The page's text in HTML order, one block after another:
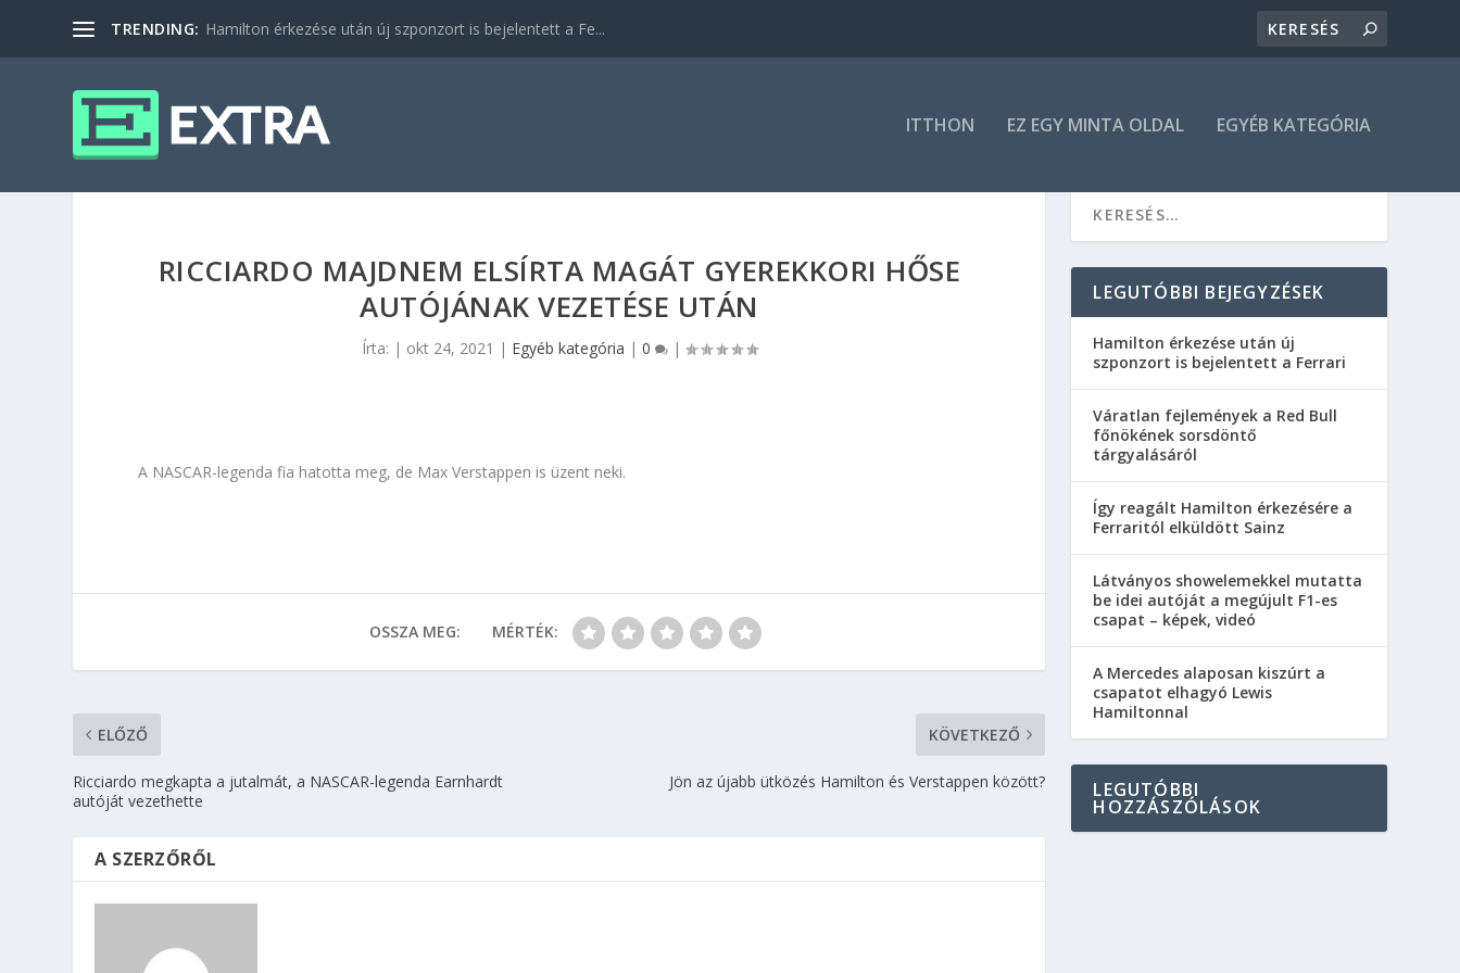
TRENDING: Hamilton érkezése után új szponzort is bejelentett a Fe...
ITTHON EZ EGY MINTA OLDAL EGYÉB KATEGÓRIA
RICCIARDO MAJDNEM ELSÍRTA MAGÁT GYEREKKORI HŐSE
AUTÓJÁNAK VEZETÉSE UTÁN
Írta: | okt 24, 2021 | Egyéb kategória | 0 |
A NASCAR-legenda fia hatotta meg, de Max Verstappen is üzent neki.
OSSZA MEG: MÉRTÉK:
ELŐZŐ
Ricciardo megkapta a jutalmát, a NASCAR-legenda Earnhardt
autóját vezethette
KÖVETKEZŐ
Jön az újabb ütközés Hamilton és Verstappen között?
A SZERZŐRŐL
LEGUTÓBBI BEJEGYZÉSEK
Hamilton érkezése után új
szponzort is bejelentett a Ferrari
Váratlan fejlemények a Red Bull
főnökének sorsdöntő
tárgyalásáról
Így reagált Hamilton érkezésére a
Ferraritól elküldött Sainz
Látványos showelemekkel mutatta
be idei autóját a megújult F1-es
csapat – képek, videó
A Mercedes alaposan kiszúrt a
csapatot elhagyó Lewis
Hamiltonnal
LEGUTÓBBI
HOZZÁSZÓLÁSOK